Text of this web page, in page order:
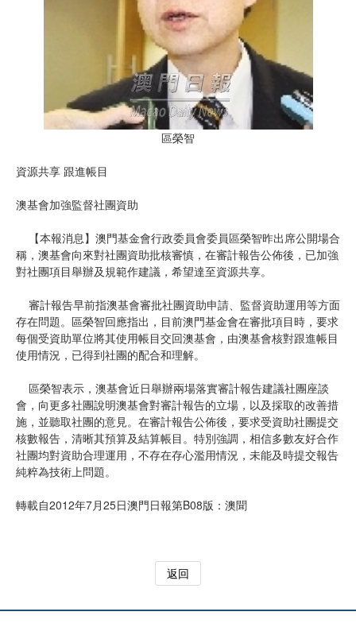
區榮智
資源共享 跟進帳目
澳基會加強監督社團資助
【本報消息】澳門基金會行政委員會委員區榮智昨出席公開場合
稱，澳基會向來對社團資助批核審慎，在審計報告公佈後，已加強
對社團項目舉辦及規範作建議，希望達至資源共享。
審計報告早前指澳基會審批社團資助申請、監督資助運用等方面
存在問題。區榮智回應指出，目前澳門基金會在審批項目時，要求
每個受資助單位將其使用帳目交回澳基會，由澳基會核對跟進帳目
使用情況，已得到社團的配合和理解。
區榮智表示，澳基會近日舉辦兩場落實審計報告建議社團座談
會，向更多社團說明澳基會對審計報告的立場，以及採取的改善措
施，並聽取社團的意見。在審計報告公佈後，要求受資助社團提交
核數報告，清晰其預算及結算帳目。特別強調，相信多數友好合作
社團均對資助合理運用，不存在存心濫用情況，未能及時提交報告
純粹為技術上問題。
轉載自2012年7月25日澳門日報第B08版：澳聞
返回